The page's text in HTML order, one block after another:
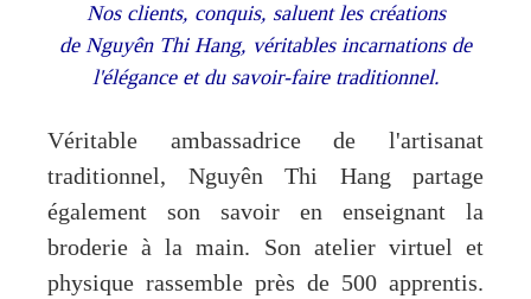
Nos clients, conquis, saluent les créations
de Nguyên Thi Hang, véritables incarnations de
l'élégance et du savoir-faire traditionnel.
Véritable ambassadrice de l'artisanat
traditionnel, Nguyên Thi Hang partage
également son savoir en enseignant la
broderie à la main. Son atelier virtuel et
physique rassemble près de 500 apprentis.